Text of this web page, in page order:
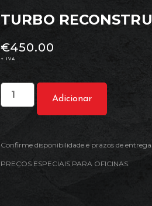
TURBO
€450.00
+ IVA
Adicionar
Confirme disponibilidade e prazos de
PREÇOS ESPECIAIS PARA OFICINAS.